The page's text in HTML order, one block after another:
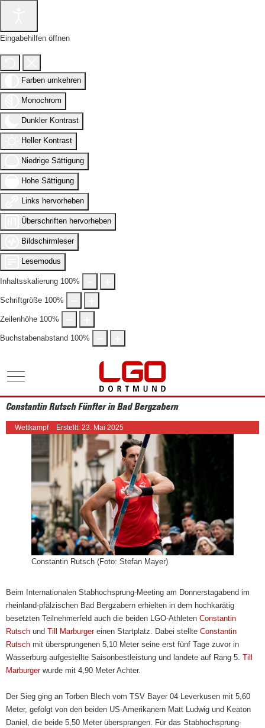
Eingabehilfen öffnen
Farben umkehren
Monochrom
Dunkler Kontrast
Heller Kontrast
Niedrige Sättigung
Hohe Sättigung
Links hervorheben
Überschriften hervorheben
Bildschirmleser
Lesemodus
Inhaltsskalierung 100%
Schriftgröße 100%
Zeilenhöhe 100%
Buchstabenabstand 100%
Mobile Menu Toggle
Constantin Rutsch Fünfter in Bad Bergzabern
Wettkampf Erstellt: 23. Mai 2025
Constantin Rutsch (Foto: Stefan Mayer)
Beim Internationalen Stabhochsprung-Meeting am Donnerstagabend im
rheinland-pfälzischen Bad Bergzabern erhielten in dem hochkarätig
besetzten Teilnehmerfeld auch die beiden LGO-Athleten Constantin
Rutsch und Till Marburgereinen Startplatz. Dabei stellte Constantin
Rutsch mit übersprungenen 5,10 Meter seine erst fünf Tage zuvor in
Wasserburg aufgestellte Saisonbestleistung und landete auf Rang 5. Till
Marburgerwurde mit 4,90 Meter Achter.
Der Sieg ging an Torben Blech vom TSV Bayer 04 Leverkusen mit 5,60
Meter, gefolgt von den beiden US-Amerikanern Matt Ludwig und Keaton
Daniel, die beide 5,50 Meter übersprangen. Für das Stabhochsprung-